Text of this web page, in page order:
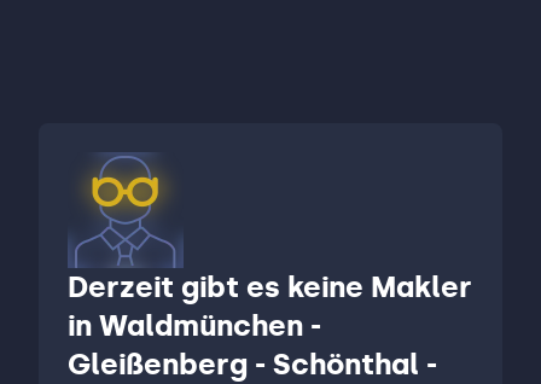
Derzeit gibt es keine Makler
in Waldmünchen -
Gleißenberg - Schönthal -